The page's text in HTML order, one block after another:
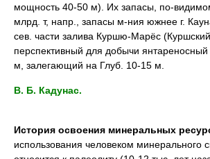
мощность 40-50 м). Иx запасы, по-
млрд. т, напр., запасы м-ния южнее г.
сев. части залива Куршю-Марёс
перспективный для добычи янтареносный
м, залегающий на Глуб. 10-15 м.
B. Б. Кадунас.
История освоения минеральных
использования человеком минерального